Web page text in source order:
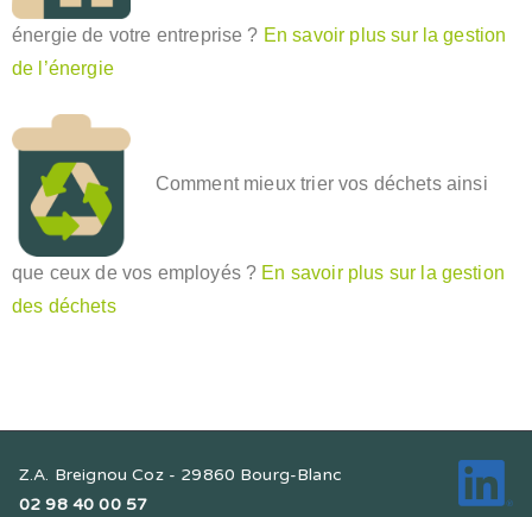
énergie de votre entreprise ? En savoir plus sur la gestion
de l’énergie
Comment mieux trier vos déchets ainsi
que ceux de vos employés ? En savoir plus sur la gestion
des déchets
Z.A. Breignou Coz - 29860 Bourg-Blanc
02 98 40 00 57